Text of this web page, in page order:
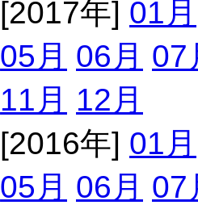
[2017年] 01月
05月 06月 07
11月 12月
[2016年] 01月
05月 06月 07